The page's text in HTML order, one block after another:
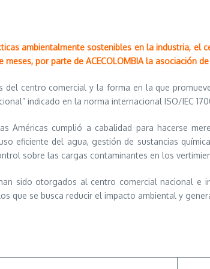
ambientalmente sostenibles en la industria,
por parte de ACECOLOMBIA la asociación
del centro comercial y la forma en la que
indicado en la norma internacional ISO/IEC
Américas cumplió a cabalidad para hacerse
eficiente del agua, gestión de sustancias
sobre las cargas contaminantes en los
sido otorgados al centro comercial nacional
que se busca reducir el impacto ambiental y